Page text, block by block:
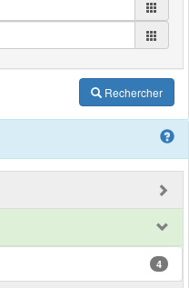
Rechercher
4